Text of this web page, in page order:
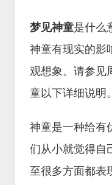
梦见神童是什么
神童有现实的影
观想象。请参见
童以下详细说明。
神童是一种给有
们从小就觉得自
至很多方面都表